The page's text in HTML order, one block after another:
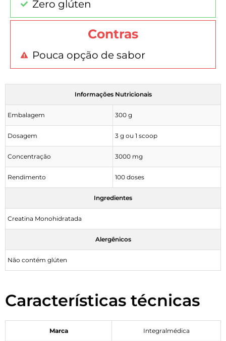
Zero glúten
Contras
Pouca opção de sabor
Informações Nutricionais
Embalagem 300 g
Dosagem 3 g ou 1 scoop
Concentração 3000 mg
Rendimento 100 doses
Ingredientes
Creatina Monohidratada
Alergênicos
Não contém glúten
Características técnicas
Marca Integralmédica